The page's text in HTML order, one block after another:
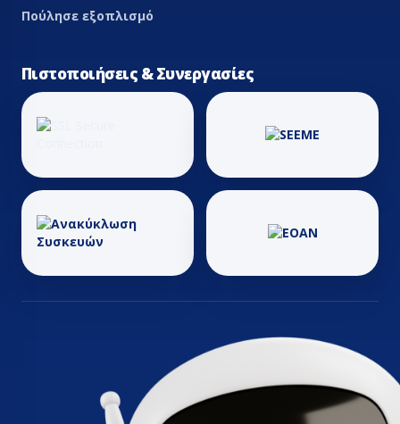
Πούλησε εξοπλισμό
Πιστοποιήσεις & Συνεργασίες